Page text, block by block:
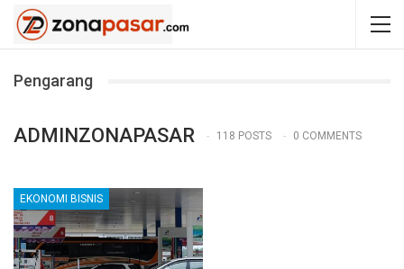
Pengarang
ADMINZONAPASAR 118 POSTS 0 COMMENTS
EKONOMI BISNIS